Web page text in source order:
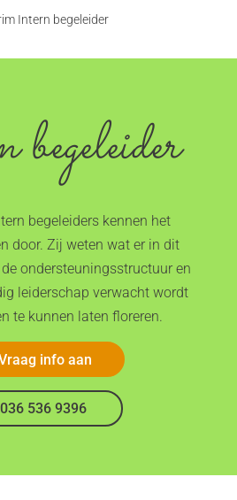
Intern begeleider
begeleiders kennen het
door. Zij weten wat er in dit
ondersteuningsstructuur en
leiderschap verwacht wordt
te kunnen laten floreren.
info aan
036 536 9396